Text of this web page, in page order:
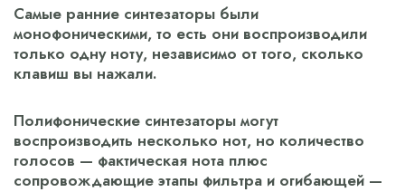
Самые ранние синтезаторы были
монофоническими, то есть они воспроизводили
только одну ноту, независимо от того, сколько
клавиш вы нажали.
Полифонические синтезаторы могут
воспроизводить несколько нот, но количество
голосов — фактическая нота плюс
сопровождающие этапы фильтра и огибающей —